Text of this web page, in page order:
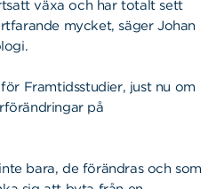
växa och har totalt sett
mycket, säger Johan
Framtidsstudier, just nu om
på
bara, de förändras och som